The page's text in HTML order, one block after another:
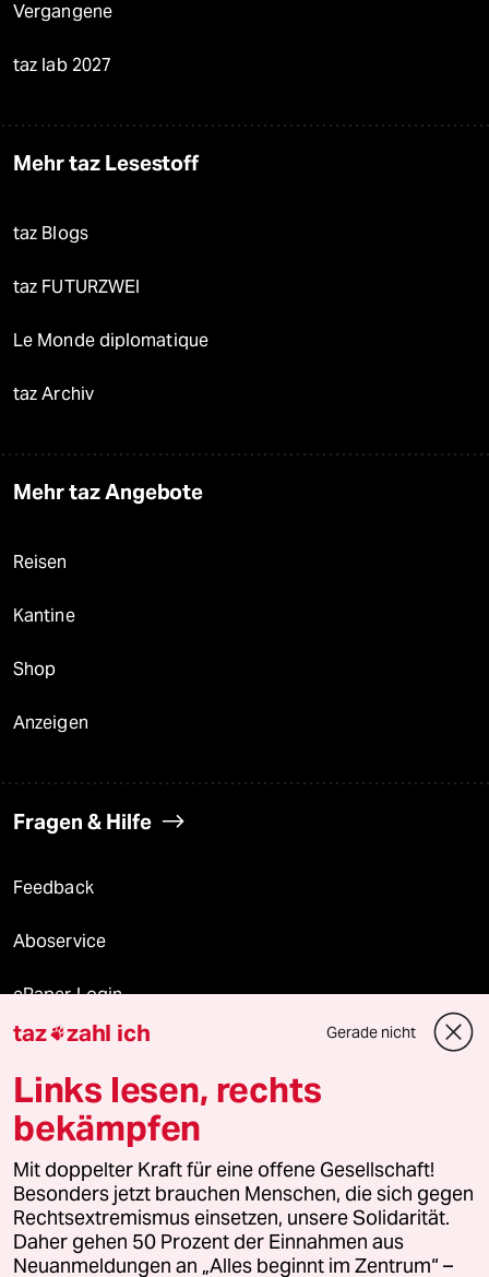
Vergangene
taz lab 2027
Mehr taz Lesestoff
taz Blogs
taz FUTURZWEI
Le Monde diplomatique
taz Archiv
Mehr taz Angebote
Reisen
Kantine
Shop
Anzeigen
Fragen & Hilfe
Feedback
Aboservice
ePaper Login
Downloads für Abonnierende
© 2026 taz Verlags und Vertriebs GmbH
Alle Rechte vorbehalten. Bei rechtlichen Fragen oder für Genehmigungen
wenden Sie sich bitte an
lizenzen@taz.de
Feedback Redaktionsstatut Kommune-Richtlinien
taz zahl ich Gerade nicht
Links lesen, rechts
bekämpfen
Mit doppelter Kraft für eine offene Gesellschaft!
Besonders jetzt brauchen Menschen, die sich gegen
Rechtsextremismus einsetzen, unsere Solidarität.
Daher gehen 50 Prozent der Einnahmen aus
Neuanmeldungen an „Alles beginnt im Zentrum“ –